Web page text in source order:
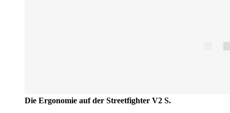
Die Ergonomie auf der Streetfighter V2 S.